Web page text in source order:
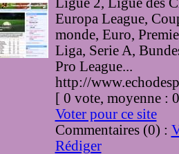
Europa League,
monde, Euro,
Liga, Serie A,
Pro League...
http://
[ 0 vote, moyenne
Voter pour ce site
Commentaires (0) :
Rédiger